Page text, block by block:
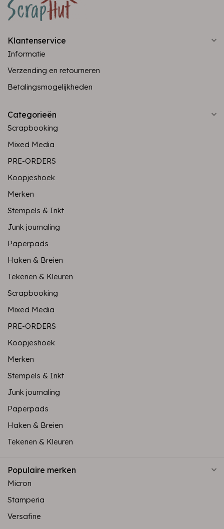
Klantenservice
Informatie
Verzending en retourneren
Betalingsmogelijkheden
Categorieën
Scrapbooking
Mixed Media
PRE-ORDERS
Koopjeshoek
Merken
Stempels & Inkt
Junk journaling
Paperpads
Haken & Breien
Tekenen & Kleuren
Scrapbooking
Mixed Media
PRE-ORDERS
Koopjeshoek
Merken
Stempels & Inkt
Junk journaling
Paperpads
Haken & Breien
Tekenen & Kleuren
Populaire merken
Micron
Stamperia
Versafine